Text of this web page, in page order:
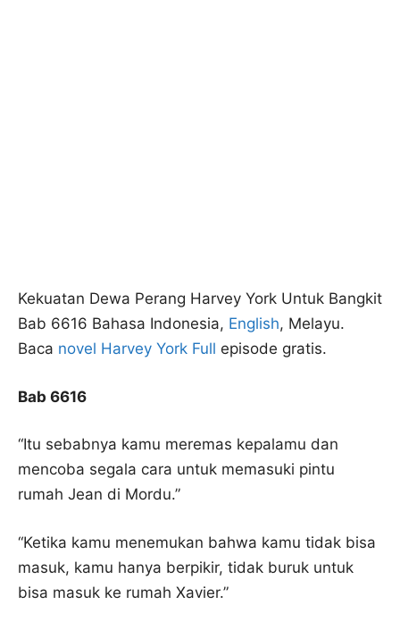
Kekuatan Dewa Perang Harvey York Untuk Bangkit
Bab 6616 Bahasa Indonesia, English, Melayu.
Baca novel Harvey York Full episode gratis.
Bab 6616
“Itu sebabnya kamu meremas kepalamu dan
mencoba segala cara untuk memasuki pintu
rumah Jean di Mordu.”
“Ketika kamu menemukan bahwa kamu tidak bisa
masuk, kamu hanya berpikir, tidak buruk untuk
bisa masuk ke rumah Xavier.”